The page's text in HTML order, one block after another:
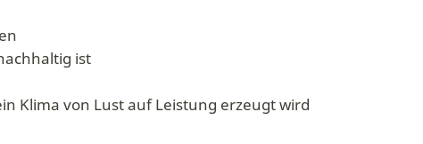
ist
Klima von Lust auf Leistung erzeugt wird